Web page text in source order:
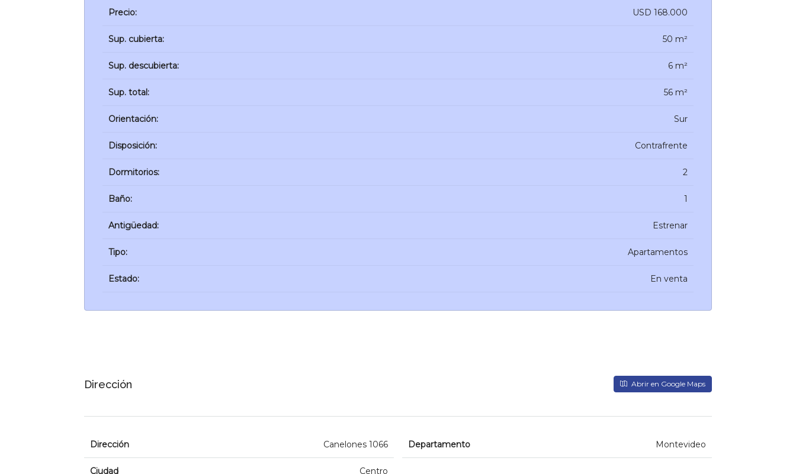
Precio: USD 168.000
Sup. cubierta: 50 m²
Sup. descubierta: 6 m²
Sup. total: 56 m²
Orientación: Sur
Disposición: Contrafrente
Dormitorios: 2
Baño: 1
Antigüedad: Estrenar
Tipo: Apartamentos
Estado: En venta
Dirección Abrir en Google Maps
Dirección Canelones 1066
Ciudad Centro
Departamento Montevideo